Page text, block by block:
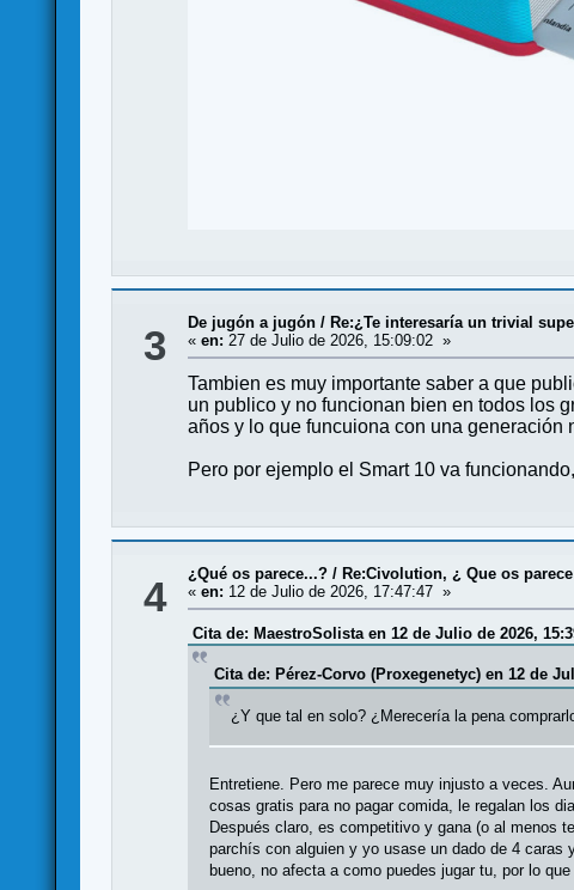
3 De jugón a jugón / Re:¿Te interesaría un trivial
«en: 27 de Julio de 2026, 15:09:02 »
Tambien es muy importante saber a que
un publico y no funcionan bien en todos los
años y lo que funcuiona con una generación
Pero por ejemplo el Smart 10 va
4 ¿Qué os parece...? / Re:Civolution, ¿ Que os
«en: 12 de Julio de 2026, 17:47:47 »
Cita de: MaestroSolista en 12 de Julio de 2026,
Cita de: Pérez-Corvo (Proxegenetyc) en 12 de
¿Y que tal en solo? ¿Merecería la pena
Entretiene. Pero me parece muy injusto a veces.
cosas gratis para no pagar comida, le regalan los
Después claro, es competitivo y gana (o al menos
parchís con alguien y yo usase un dado de 4 caras
bueno, no afecta a como puedes jugar tu, por lo